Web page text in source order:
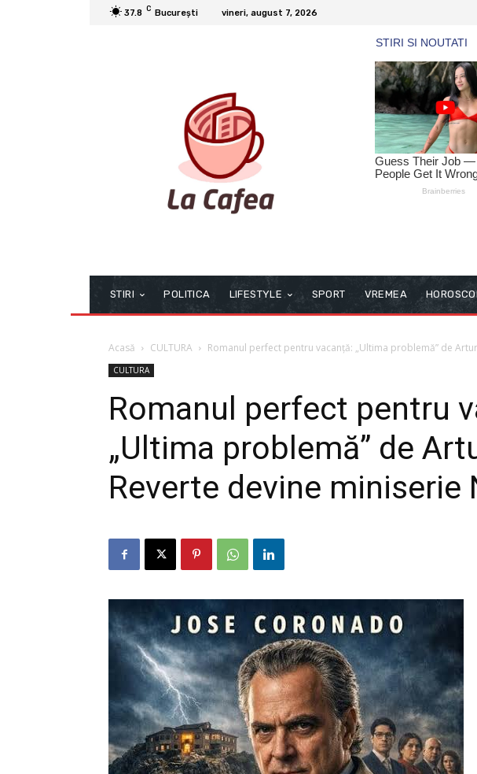
37.8 C București vineri, august 7, 2026
STIRI POLITICA LIFESTYLE SPORT VREMEA
Acasă CULTURA Romanul perfect pentru vacanță: „Ultima problemă” de
CULTURA
Romanul perfect pentru
„Ultima problemă” de
Reverte devine miniserie